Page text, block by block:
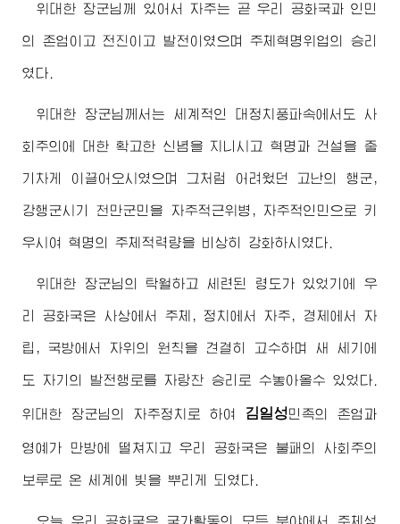
위대한 장군님 께 있어서 자주는 곧 우리 공화국과 인민
의 존엄이고 전진이고 발전이였으며 주체혁명위업의 승리
였다.
위대한 장군님 께서는 세계적인 대정치풍파속에서도 사
회주의에 대한 확고한 신념을 지니시고 혁명과 건설을 줄
기차게 이끌어오시였으며 그처럼 어려웠던 고난의 행군,
강행군시기 천만군민을 자주적근위병, 자주적인민으로 키
우시여 혁명의 주체적력량을 비상히 강화하시였다.
위대한 장군님 의 탁월하고 세련된 령도가 있었기에 우
리 공화국은 사상에서 주체, 정치에서 자주, 경제에서 자
립, 국방에서 자위의 원칙을 견결히 고수하며 새 세기에
도 자기의 발전행로를 자랑찬 승리로 수놓아올수 있었다.
위대한 장군님 의 자주정치로 하여 김일성민족의 존엄과
영예가 만방에 떨쳐지고 우리 공화국은 불패의 사회주의
보루로 온 세계에 빛을 뿌리게 되였다.
오늘 우리 공화국은 국가활동의 모든 분야에서 주체성